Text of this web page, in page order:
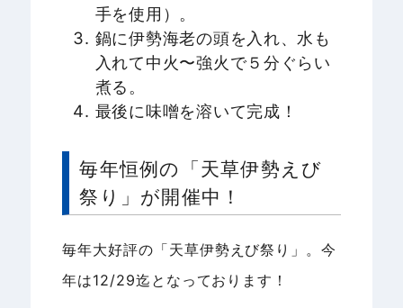
手を使用）。
鍋に伊勢海老の頭を入れ、水も
入れて中火〜強火で５分ぐらい
煮る。
最後に味噌を溶いて完成！
毎年恒例の「天草伊勢えび
祭り」が開催中！
毎年大好評の「天草伊勢えび祭り」。今
年は12/29迄となっております！